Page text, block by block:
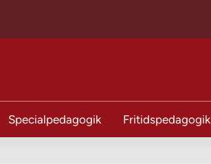
Specialpedagogik Fritidspedagogik